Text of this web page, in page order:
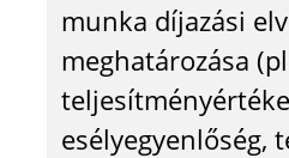
munka díjazási
meghatározása
esélyegyenlőség,